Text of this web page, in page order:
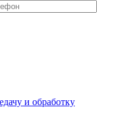
и обработку